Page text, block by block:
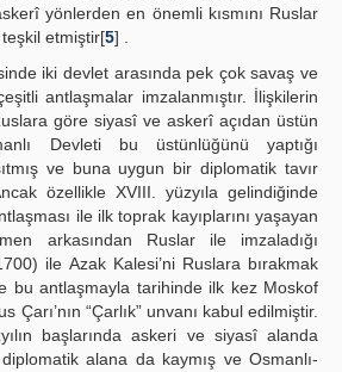
yönlerden en önemli kısmını Ruslar
etmiştir[5] .
iki devlet arasında pek çok savaş ve
antlaşmalar imzalanmıştır. İlişkilerin
göre siyasî ve askerî açıdan üstün
Devleti bu üstünlüğünü yaptığı
ve buna uygun bir diplomatik tavır
özellikle XVIII. yüzyıla gelindiğinde
ile ilk toprak kayıplarını yaşayan
arkasından Ruslar ile imzaladığı
ile Azak Kalesi’ni Ruslara bırakmak
bu antlaşmayla tarihinde ilk kez Moskof
Çarı’nın “Çarlık” unvanı kabul edilmiştir.
başlarında askeri ve siyasî alanda
diplomatik alana da kaymış ve Osmanlı-